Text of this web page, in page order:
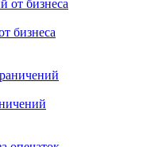
бизнеса